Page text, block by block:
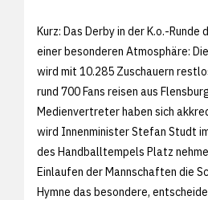
Kurz: Das Derby in der K.o.-Runde
einer besonderen Atmosphäre:
wird mit 10.285 Zuschauern
rund 700 Fans reisen aus
Medienvertreter haben sich
wird Innenminister Stefan Studt
des Handballtempels Platz
Einlaufen der Mannschaften die
Hymne das besondere,